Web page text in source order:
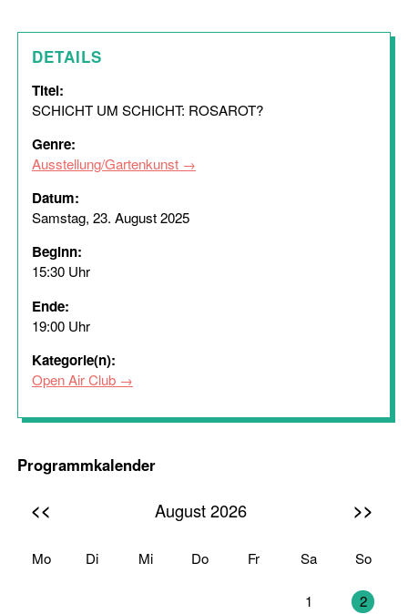
DETAILS
Titel:
SCHICHT UM SCHICHT: ROSAROT?
Genre:
Ausstellung/Gartenkunst
Datum:
Samstag, 23. August 2025
Beginn:
15:30 Uhr
Ende:
19:00 Uhr
Kategorie(n):
Open Air Club
Programmkalender
<< August 2026 >>
Mo Di Mi Do Fr Sa So
1 2